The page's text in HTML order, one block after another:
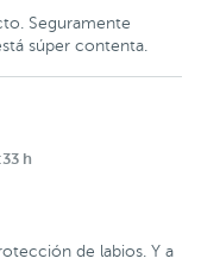
Seguramente
súper contenta.
h
de labios. Y a